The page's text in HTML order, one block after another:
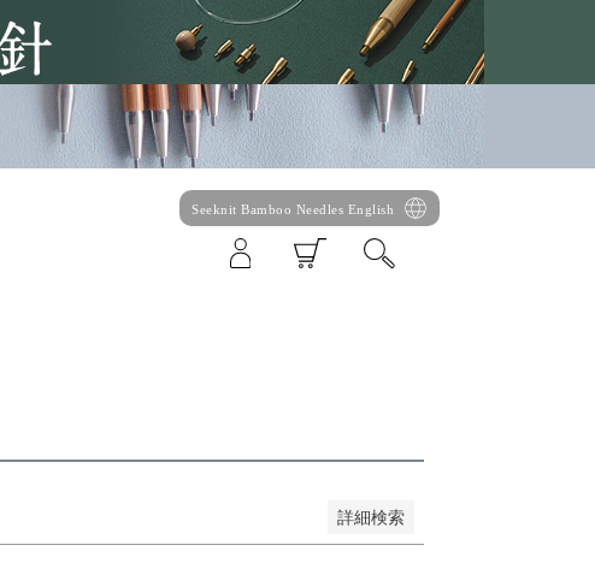
Seeknit Bamboo Needles English
詳細検索